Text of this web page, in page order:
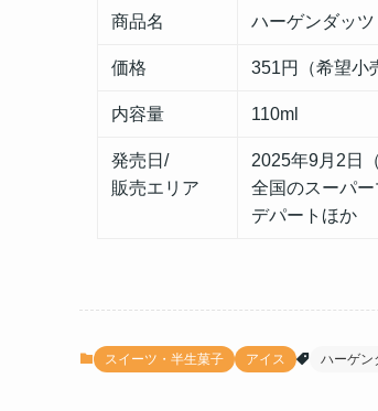
商品名 ハーゲンダッ
価格 351円（希望
内容量 110ml
発売日/
販売エリア
2025年9月2日（
全国のスーパ
デパートほか
スイーツ・半生菓子 アイス ハーゲン